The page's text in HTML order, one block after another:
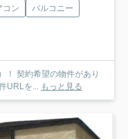
コン
バルコニー
り
URLを... もっと見る